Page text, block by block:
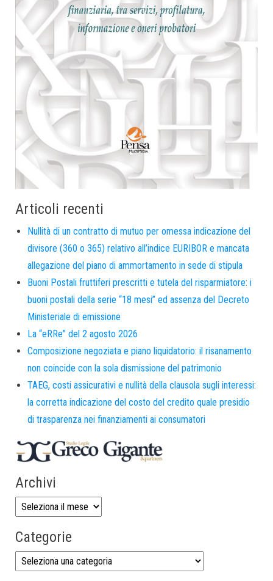
Articoli recenti
Nullità di un contratto di mutuo per omessa indicazione del
divisore (360 o 365) relativo all’indice EURIBOR e mancata
allegazione del piano di ammortamento in sede di stipula
Buoni Postali fruttiferi prescritti e tutela del risparmiatore: i
buoni postali della serie “18 mesi” ed assenza del Decreto
Ministeriale di emissione
La “eRRe” del 2 agosto 2026
Composizione negoziata e piano liquidatorio: il risanamento
non coincide con la sola dismissione del patrimonio
TAEG, costi assicurativi e nullità della clausola sugli interessi:
la corretta indicazione del costo del credito quale presidio
di trasparenza nei finanziamenti ai consumatori
Archivi
Categorie